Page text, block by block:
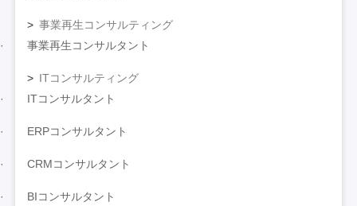
事業再生コンサルティング
事業再生コンサルタント
ITコンサルティング
ITコンサルタント
ERPコンサルタント
CRMコンサルタント
BIコンサルタント